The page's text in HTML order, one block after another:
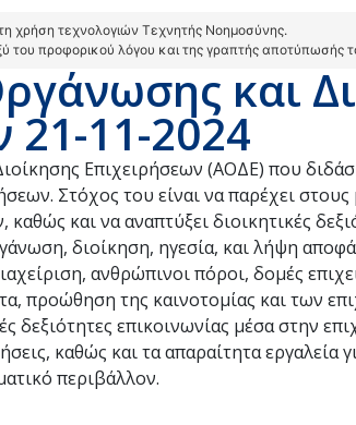
χρήση τεχνολογιών Τεχνητής Νοημοσύνης.
του προφορικού λόγου και της γραπτής αποτύπωσής
και
21-11-2024
Επιχειρήσεων (ΑΟΔΕ) που
Στόχος του είναι να παρέχει
και να αναπτύξει διοικητικές
διοίκηση, ηγεσία, και λήψη
ανθρώπινοι πόροι, δομές
προώθηση της καινοτομίας και των
δεξιότητες επικοινωνίας μέσα στην
καθώς και τα απαραίτητα εργαλεία
περιβάλλον.